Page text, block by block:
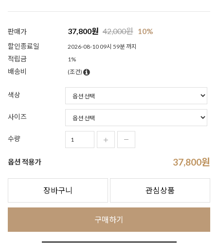
판매가 37,800원 42,000원 10%
할인종료일 2026-08-10 09시 59분 까지
적립금 1%
배송비 (조건)
색상
사이즈
수량
옵션 적용가 37,800원
장바구니 관심상품
구매하기